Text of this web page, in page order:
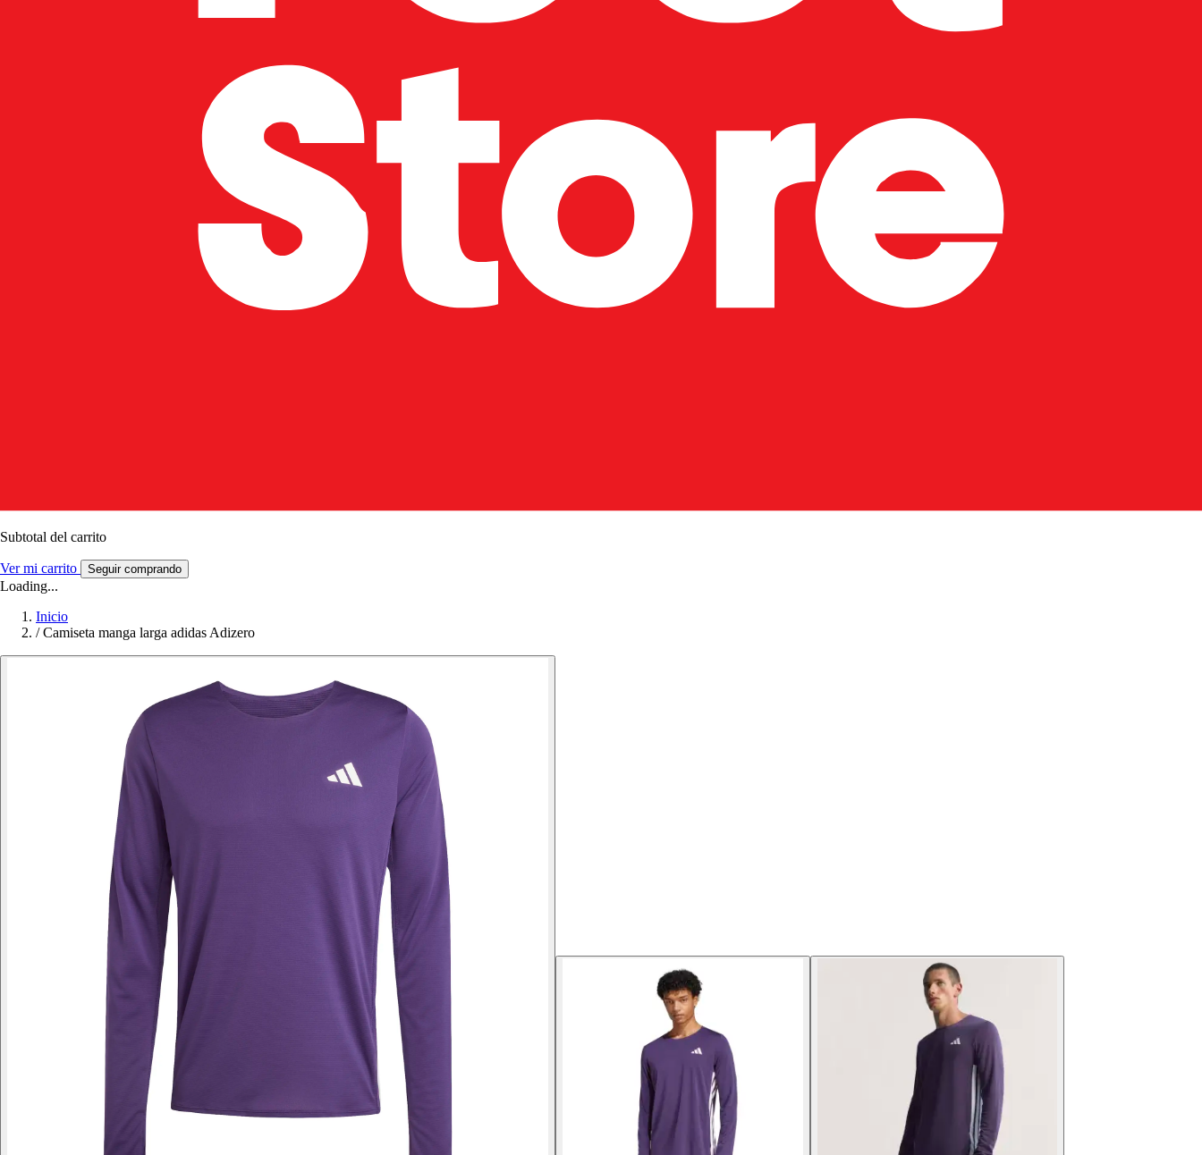
Subtotal del carrito
Ver mi carrito Seguir comprando
Loading...
Inicio
/ Camiseta manga larga adidas Adizero